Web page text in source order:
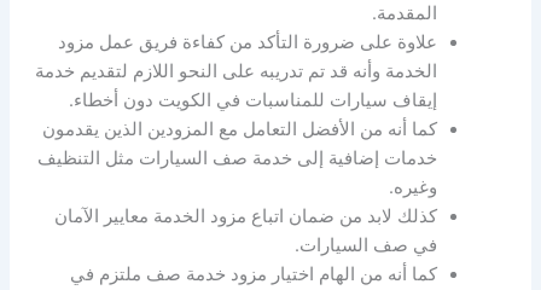
المقدمة.
علاوة على ضرورة التأكد من كفاءة فريق عمل مزود
الخدمة وأنه قد تم تدريبه على النحو اللازم لتقديم خدمة
إيقاف سيارات للمناسبات في الكويت دون أخطاء.
كما أنه من الأفضل التعامل مع المزودين الذين يقدمون
خدمات إضافية إلى خدمة صف السيارات مثل التنظيف
وغيره.
كذلك لابد من ضمان اتباع مزود الخدمة معايير الآمان
في صف السيارات.
كما أنه من الهام اختيار مزود خدمة صف ملتزم في